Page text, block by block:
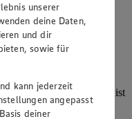
geschützt. Der
den auf dieser
zu
des Urheberrechts ist
von Bildmaterial
unserer
deine Daten,
und dir
sowie für
kann jederzeit
angepasst
deiner